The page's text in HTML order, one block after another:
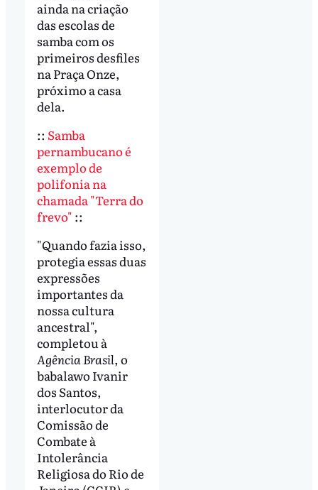
ainda na criação
das escolas de
samba com os
primeiros desfiles
na Praça Onze,
próximo a casa
dela.
:: Samba
pernambucano é
exemplo de
polifonia na
chamada "Terra do
frevo" ::
"Quando fazia isso,
protegia essas duas
expressões
importantes da
nossa cultura
ancestral",
completou à
Agência Brasil, o
babalawo Ivanir
dos Santos,
interlocutor da
Comissão de
Combate à
Intolerância
Religiosa do Rio de